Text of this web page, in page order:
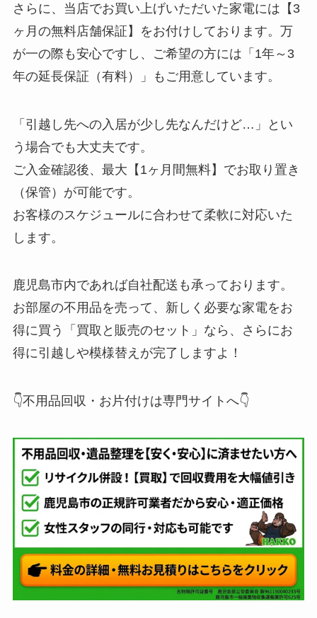
さらに、当店でお買い上げいただいた家電には【3
ヶ月の無料店舗保証】をお付けしております。万
が一の際も安心ですし、ご希望の方には「1年～3
年の延長保証（有料）」もご用意しています。
「引越し先への入居が少し先なんだけど…」とい
う場合でも大丈夫です。
ご入金確認後、最大【1ヶ月間無料】でお取り置き
（保管）が可能です。
お客様のスケジュールに合わせて柔軟に対応いた
します。
鹿児島市内であれば自社配送も承っております。
お部屋の不用品を売って、新しく必要な家電をお
得に買う「買取と販売のセット」なら、さらにお
得に引越しや模様替えが完了しますよ！
👇不用品回収・お片付けは専門サイトへ👇